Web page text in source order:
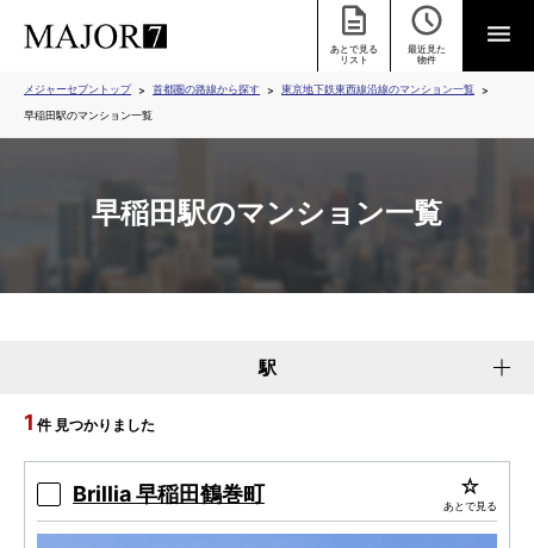
あとで見る
リスト
最近見た
物件
メジャーセブントップ 首都圏の路線から探す
東京地下鉄東西線沿線のマンション一覧
早稲田駅のマンション一覧
早稲田駅のマンション一覧
駅
1 件 見つかりました
Brillia 早稲田鶴巻町 あとで見る